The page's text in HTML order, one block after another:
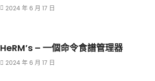
2024 年 6 月 17 日
HeRM’s – 一個命令食譜管理器
2024 年 6 月 17 日